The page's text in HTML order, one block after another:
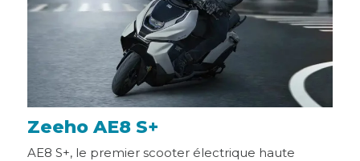
Zeeho AE8 S+
AE8 S+, le premier scooter électrique haute